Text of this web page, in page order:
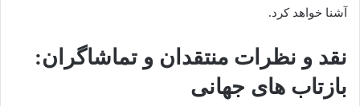
آشنا خواهد کرد.
نقد و نظرات منتقدان و تماشاگران:
بازتاب های جهانی